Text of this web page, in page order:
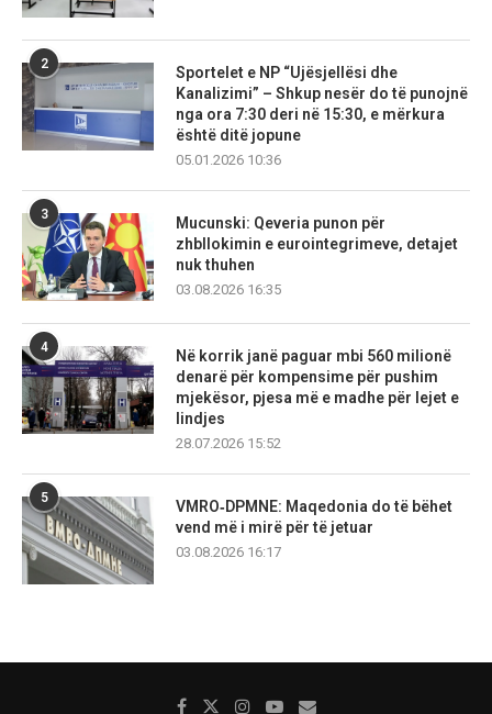
2
Sportelet e NP “Ujësjellësi dhe
Kanalizimi” – Shkup nesër do të punojnë
nga ora 7:30 deri në 15:30, e mërkura
është ditë jopune
05.01.2026 10:36
3
Mucunski: Qeveria punon për
zhbllokimin e eurointegrimeve, detajet
nuk thuhen
03.08.2026 16:35
4
Në korrik janë paguar mbi 560 milionë
denarë për kompensime për pushim
mjekësor, pjesa më e madhe për lejet e
lindjes
28.07.2026 15:52
5
VMRO‑DPMNE: Maqedonia do të bëhet
vend më i mirë për të jetuar
03.08.2026 16:17